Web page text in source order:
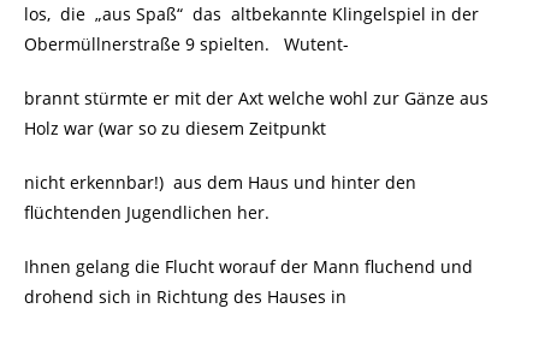
los, die „aus Spaß“ das altbekannte Klingelspiel in der
Obermüllnerstraße 9 spielten. Wutent-
brannt stürmte er mit der Axt welche wohl zur Gänze aus
Holz war (war so zu diesem Zeitpunkt
nicht erkennbar!) aus dem Haus und hinter den
flüchtenden Jugendlichen her.
Ihnen gelang die Flucht worauf der Mann fluchend und
drohend sich in Richtung des Hauses in